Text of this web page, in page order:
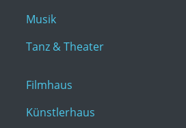
Musik
Tanz & Theater
Filmhaus
Künstlerhaus